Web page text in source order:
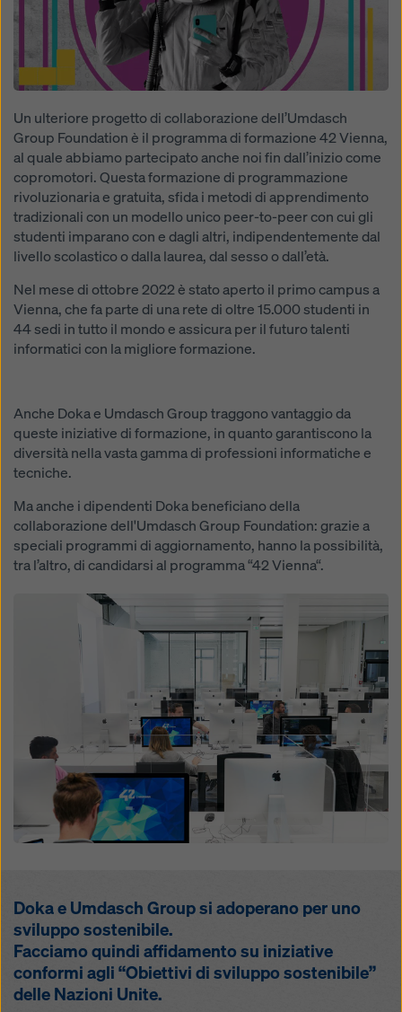
Un ulteriore progetto di collaborazione dell’Umdasch
Group Foundation è il programma di formazione 42 Vienna,
al quale abbiamo partecipato anche noi fin dall’inizio come
copromotori. Questa formazione di programmazione
rivoluzionaria e gratuita, sfida i metodi di apprendimento
tradizionali con un modello unico peer-to-peer con cui gli
studenti imparano con e dagli altri, indipendentemente dal
livello scolastico o dalla laurea, dal sesso o dall’età.
Nel mese di ottobre 2022 è stato aperto il primo campus a
Vienna, che fa parte di una rete di oltre 15.000 studenti in
44 sedi in tutto il mondo e assicura per il futuro talenti
informatici con la migliore formazione.
Anche Doka e Umdasch Group traggono vantaggio da
queste iniziative di formazione, in quanto garantiscono la
diversità nella vasta gamma di professioni informatiche e
tecniche.
Ma anche i dipendenti Doka beneficiano della
collaborazione dell'Umdasch Group Foundation: grazie a
speciali programmi di aggiornamento, hanno la possibilità,
tra l’altro, di candidarsi al programma “42 Vienna“.
Doka e Umdasch Group si adoperano per uno
sviluppo sostenibile.
Facciamo quindi affidamento su iniziative
conformi agli “Obiettivi di sviluppo sostenibile”
delle Nazioni Unite.